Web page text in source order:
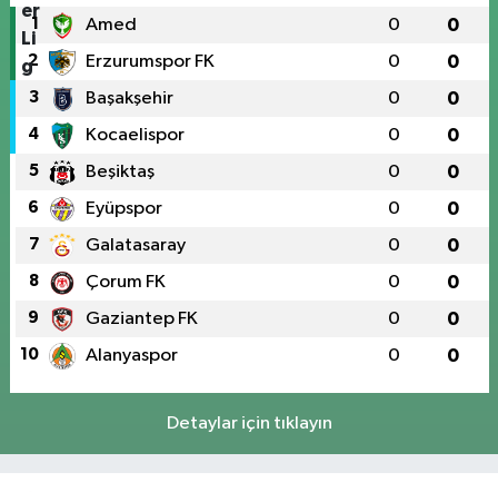
1 Amed 0 0
2 Erzurumspor FK 0 0
3 Başakşehir 0 0
4 Kocaelispor 0 0
5 Beşiktaş 0 0
6 Eyüpspor 0 0
7 Galatasaray 0 0
8 Çorum FK 0 0
9 Gaziantep FK 0 0
10 Alanyaspor 0 0
Detaylar için tıklayın